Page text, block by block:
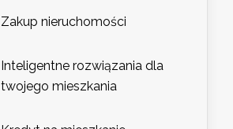
Zakup nieruchomości
Inteligentne rozwiązania dla
twojego mieszkania